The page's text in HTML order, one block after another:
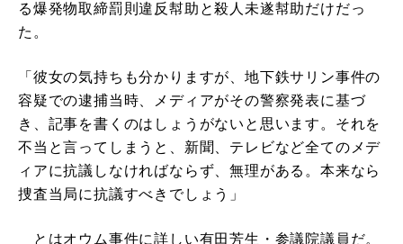
る爆発物取締罰則違反幇助と殺人未遂幇助だけだっ
た。
「彼女の気持ちも分かりますが、地下鉄サリン事件の
容疑での逮捕当時、メディアがその警察発表に基づ
き、記事を書くのはしょうがないと思います。それを
不当と言ってしまうと、新聞、テレビなど全てのメデ
ィアに抗議しなければならず、無理がある。本来なら
捜査当局に抗議すべきでしょう」
とはオウム事件に詳しい有田芳生・参議院議員だ。